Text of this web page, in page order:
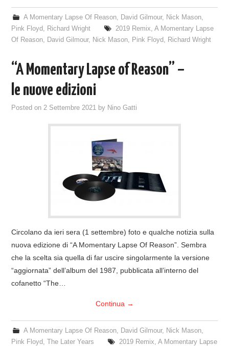
A Momentary Lapse Of Reason, David Gilmour, Nick Mason,
Pink Floyd, Richard Wright 2019 Remix, A Momentary Lapse
Of Reason, David Gilmour, Nick Mason, Pink Floyd, Richard Wright
“A Momentary Lapse of Reason” –
le nuove edizioni
Posted on2 Settembre 2021 by Nino Gatti
Circolano da ieri sera (1 settembre) foto e qualche notizia sulla
nuova edizione di “A Momentary Lapse Of Reason”. Sembra
che la scelta sia quella di far uscire singolarmente la versione
“aggiornata” dell’album del 1987, pubblicata all’interno del
cofanetto “The…
Continua →
A Momentary Lapse Of Reason, David Gilmour, Nick Mason,
Pink Floyd,The Later Years 2019 Remix, A Momentary Lapse